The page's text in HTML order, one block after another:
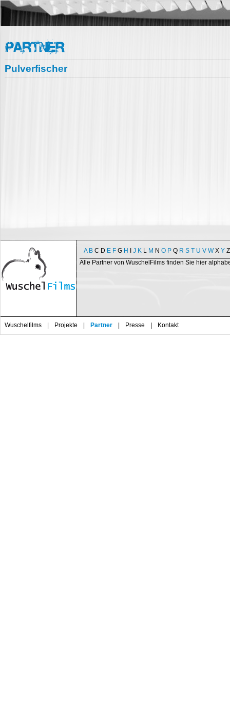
Pulverfischer
A B C D E F G H J K L M N O P Q R S T U V W X Y Z
Alle Partner von WuschelFilms finden Sie hier
Wuschelfilms Projekte Partner Presse Kontakt